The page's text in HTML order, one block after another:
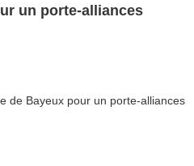
un porte-alliances